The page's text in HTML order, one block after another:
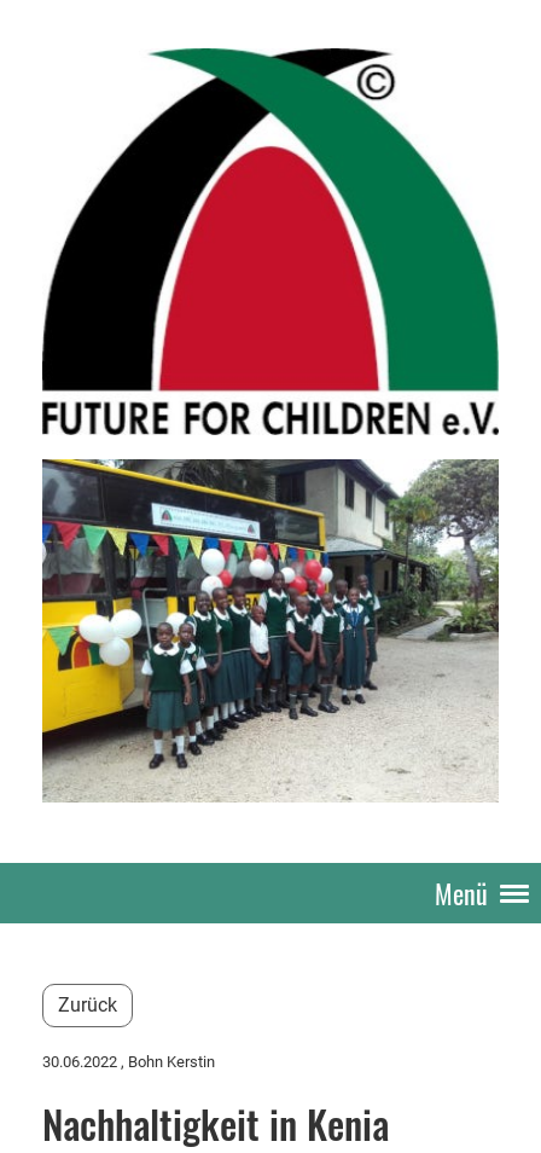
Menü
Zurück
30.06.2022 , Bohn Kerstin
Nachhaltigkeit in Kenia